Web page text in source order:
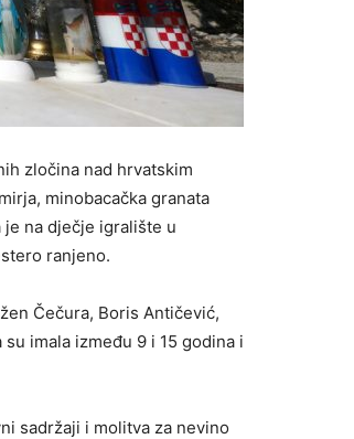
zločina nad hrvatskim
minobacačka granata
je na dječje igralište u
ranjeno.
Čečura, Boris Antičević,
imala između 9 i 15 godina i
sadržaji i molitva za nevino